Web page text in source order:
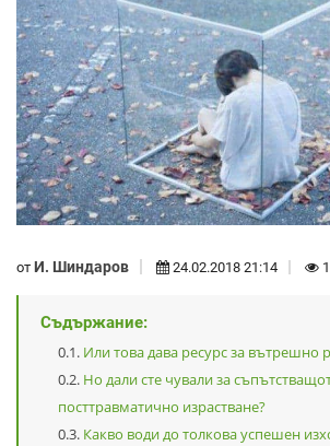
от И. Шиндаров 24.02.2018 21:14
Съдържание:
Или това дава ресурс за вътрешно
Но дали сте чували за
посттравматично израстване?
Какво води до толкова успешен